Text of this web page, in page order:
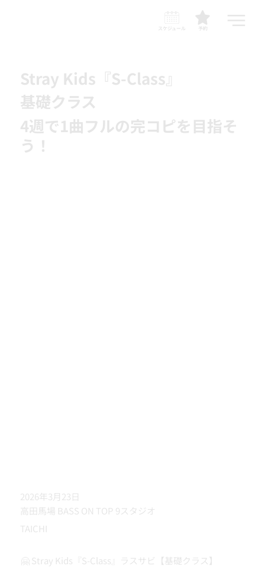
予約
スケジュール
Stray Kids『S-Class』
基礎クラス
4週で1曲フルの完コピを目指そ
う！
2026年3月23日
高田馬場 BASS ON TOP 9スタジオ
TAICHI
🤗 Stray Kids『S-Class』ラスサビ【基礎クラス】